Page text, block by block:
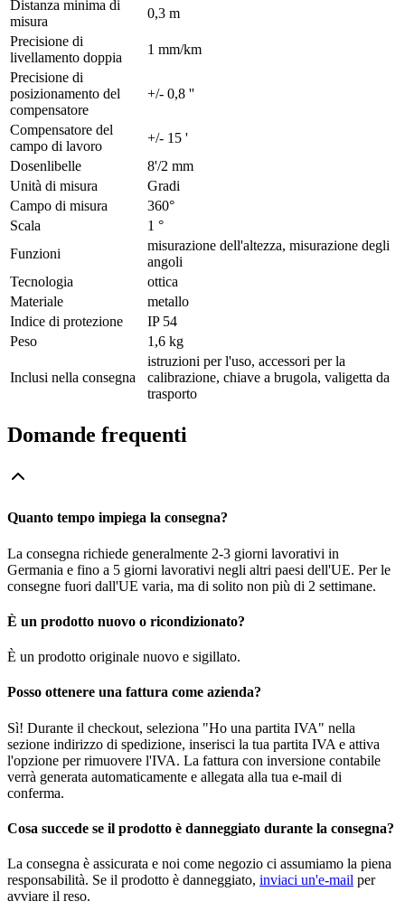
Distanza minima di
misura
0,3 m
Precisione di
livellamento doppia
1 mm/km
Precisione di
posizionamento del
compensatore
+/- 0,8 ''
Compensatore del
campo di lavoro
+/- 15 '
Dosenlibelle
8'/2 mm
Unità di misura
Gradi
Campo di misura
360°
Scala
1 °
Funzioni
misurazione dell'altezza, misurazione degli
angoli
Tecnologia
ottica
Materiale
metallo
Indice di protezione
IP 54
Peso
1,6 kg
Inclusi nella consegna
istruzioni per l'uso, accessori per la
calibrazione, chiave a brugola, valigetta da
trasporto
Domande frequenti
Quanto tempo impiega la consegna?
La consegna richiede generalmente 2-3 giorni lavorativi in
Germania e fino a 5 giorni lavorativi negli altri paesi dell'UE. Per le
consegne fuori dall'UE varia, ma di solito non più di 2 settimane.
È un prodotto nuovo o ricondizionato?
È un prodotto originale nuovo e sigillato.
Posso ottenere una fattura come azienda?
Sì! Durante il checkout, seleziona "Ho una partita IVA" nella
sezione indirizzo di spedizione, inserisci la tua partita IVA e attiva
l'opzione per rimuovere l'IVA. La fattura con inversione contabile
verrà generata automaticamente e allegata alla tua e-mail di
conferma.
Cosa succede se il prodotto è danneggiato durante la consegna?
La consegna è assicurata e noi come negozio ci assumiamo la piena
responsabilità. Se il prodotto è danneggiato, inviaci un'e-mail per
avviare il reso.